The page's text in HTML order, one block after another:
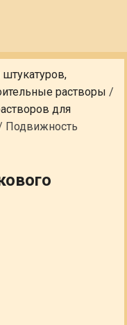
растворы /
для
Подвижность